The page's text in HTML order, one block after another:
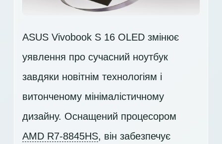
ASUS Vivobook S 16 OLED змінює
уявлення про сучасний ноутбук
завдяки новітнім технологіям і
витонченому мінімалістичному
дизайну. Оснащений процесором
AMD R7-8845HS, він забезпечує